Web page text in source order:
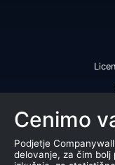
Cenimo
Podjetje
delovanje, za čim bolj